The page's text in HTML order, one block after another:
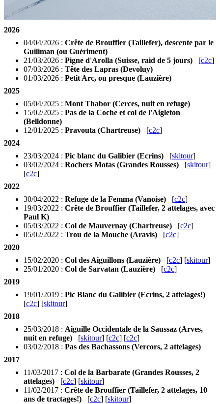
2026
04/04/2026 : Crête de Brouffier (Taillefer), descente par le
Guiliman (ou Guériment)
21/03/2026 : Pigne d'Arolla (Suisse, raid de 5 jours) [c2c]
07/03/2026 : Tête des Lapras (Devoluy)
01/03/2026 : Petit Arc, ou presque (Lauzière)
2025
05/04/2025 : Mont Thabor (Cerces, nuit en refuge)
15/02/2025 : Pas de la Coche et col de l'Aigleton
(Belldonne)
12/01/2025 : Pravouta (Chartreuse) [c2c]
2024
23/03/2024 : Pic blanc du Galibier (Ecrins) [skitour]
03/02/2024 : Rochers Motas (Grandes Rousses) [skitour]
[c2c]
2022
30/04/2022 : Refuge de la Femma (Vanoise) [c2c]
19/03/2022 : Crête de Brouffier (Taillefer, 2 attelages, avec
Paul K)
05/03/2022 : Col de Mauvernay (Chartreuse) [c2c]
05/02/2022 : Trou de la Mouche (Aravis) [c2c]
2020
15/02/2020 : Col des Aiguillons (Lauzière) [c2c] [skitour]
25/01/2020 : Col de Sarvatan (Lauzière) [c2c]
2019
19/01/2019 : Pic Blanc du Galibier (Ecrins, 2 attelages!)
[c2c] [skitour]
2018
25/03/2018 : Aiguille Occidentale de la Saussaz (Arves,
nuit en refuge) [skitour] [c2c] [c2c]
03/02/2018 : Pas des Bachassons (Vercors, 2 attelages)
2017
11/03/2017 : Col de la Barbarate (Grandes Rousses, 2
attelages) [c2c] [skitour]
11/02/2017 : Crête de Brouffier (Taillefer, 2 attelages, 10
ans de tractages!) [c2c] [skitour]